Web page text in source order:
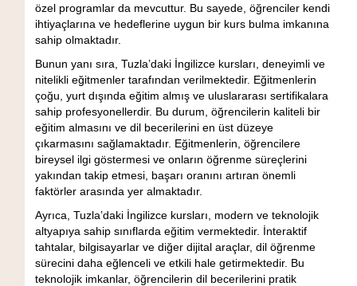
özel programlar da mevcuttur. Bu sayede, öğrenciler kendi
ihtiyaçlarına ve hedeflerine uygun bir kurs bulma imkanına
sahip olmaktadır.
Bunun yanı sıra, Tuzla’daki İngilizce kursları, deneyimli ve
nitelikli eğitmenler tarafından verilmektedir. Eğitmenlerin
çoğu, yurt dışında eğitim almış ve uluslararası sertifikalara
sahip profesyonellerdir. Bu durum, öğrencilerin kaliteli bir
eğitim almasını ve dil becerilerini en üst düzeye
çıkarmasını sağlamaktadır. Eğitmenlerin, öğrencilere
bireysel ilgi göstermesi ve onların öğrenme süreçlerini
yakından takip etmesi, başarı oranını artıran önemli
faktörler arasında yer almaktadır.
Ayrıca, Tuzla’daki İngilizce kursları, modern ve teknolojik
altyapıya sahip sınıflarda eğitim vermektedir. İnteraktif
tahtalar, bilgisayarlar ve diğer dijital araçlar, dil öğrenme
sürecini daha eğlenceli ve etkili hale getirmektedir. Bu
teknolojik imkanlar, öğrencilerin dil becerilerini pratik